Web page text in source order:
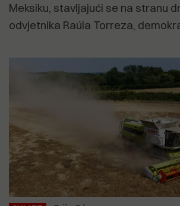
Meksiku, stavljajući se na stranu
odvjetnika Raúla Torreza,